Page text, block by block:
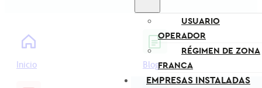
USUARIO
OPERADOR
RÉGIMEN DE ZONA
FRANCA
EMPRESAS INSTALADAS
Inicio Blog